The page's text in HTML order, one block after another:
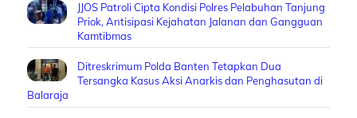
JJOS Patroli Cipta Kondisi Polres Pelabuhan Tanjung
Priok, Antisipasi Kejahatan Jalanan dan Gangguan
Kamtibmas
Ditreskrimum Polda Banten Tetapkan Dua
Tersangka Kasus Aksi Anarkis dan Penghasutan di
Balaraja